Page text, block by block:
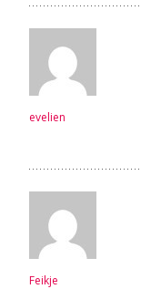
evelien
Feikje